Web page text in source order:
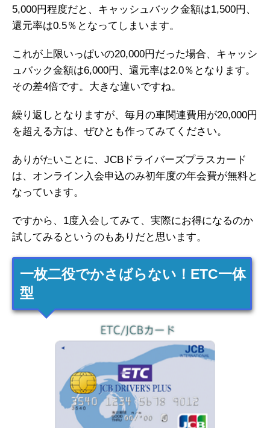
5,000円程度だと、キャッシュバック金額は1,500円、
還元率は0.5％となってしまいます。
これが上限いっぱいの20,000円だった場合、キャッシ
ュバック金額は6,000円、還元率は2.0％となります。
その差4倍です。大きな違いですね。
繰り返しとなりますが、毎月の車関連費用が20,000円
を超える方は、ぜひとも作ってみてください。
ありがたいことに、JCBドライバーズプラスカード
は、オンライン入会申込のみ初年度の年会費が無料と
なっています。
ですから、1度入会してみて、実際にお得になるのか
試してみるというのもありだと思います。
一枚二役でかさばらない！ETC一体
型